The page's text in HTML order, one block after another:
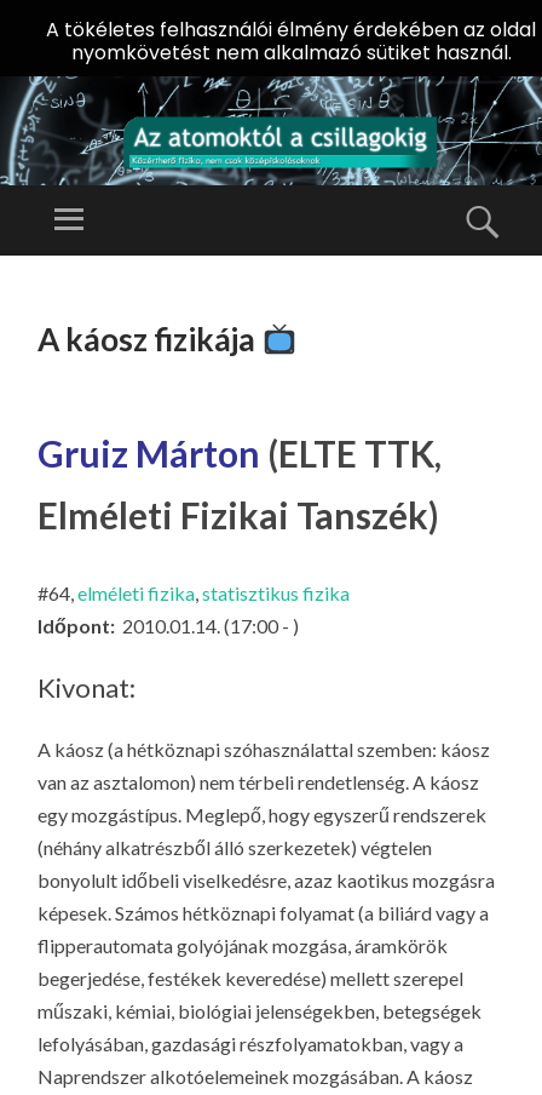
AZ
A
CS
IL
O
Előadássorozat
Menü
TARTALOMHOZ
A káosz fizikája
Gruiz Márton (ELTE TTK,
Elméleti Fizikai Tanszék)
#64,elméleti fizika,statisztikus fizika
Időpont: 2010.01.14. (17:00 - )
Kivonat:
A káosz (a hétköznapi szóhasználattal szemben: káosz
van az asztalomon) nem térbeli rendetlenség. A káosz
egy mozgástípus. Meglepő, hogy egyszerű rendszerek
(néhány alkatrészből álló szerkezetek) végtelen
bonyolult időbeli viselkedésre, azaz kaotikus mozgásra
képesek. Számos hétköznapi folyamat (a biliárd vagy a
flipperautomata golyójának mozgása, áramkörök
begerjedése, festékek keveredése) mellett szerepel
műszaki, kémiai, biológiai jelenségekben, betegségek
lefolyásában, gazdasági részfolyamatokban, vagy a
Naprendszer alkotóelemeinek mozgásában. A káosz
A tökéletes felhasználói élmény érdekében az oldal
nyomkövetést nem alkalmazó sütiket használ.